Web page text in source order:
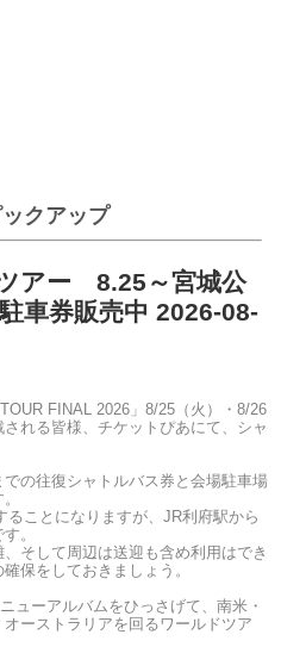
クアップ
アー 8.25～宮城公
車券販売中 2026-08-
FINAL 2026」8/25（火）・8/26
れる皆様、チケットぴあにて、シャ
の往復シャトルバス券と会場駐車場
ことになりますが、JR利府駅から
。
そして周辺は送迎も含め利用はでき
保をしておきましょう。
ューアルバムをひっさげて、南米・
ーストラリアを回るワールドツア